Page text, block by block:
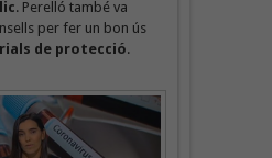
. Perelló també va
per fer un bon ús
de protecció.